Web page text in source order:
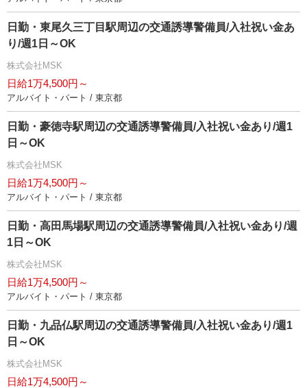
日勤・東尾久三丁目駅周辺の交通誘導警備員/入社祝い金あ
り/週1日～OK
株式会社MSK
日給1万4,500円～
アルバイト・パート / 東京都
日勤・豪徳寺駅周辺の交通誘導警備員/入社祝い金あり/週1
日～OK
株式会社MSK
日給1万4,500円～
アルバイト・パート / 東京都
日勤・高田馬場駅周辺の交通誘導警備員/入社祝い金あり/週
1日～OK
株式会社MSK
日給1万4,500円～
アルバイト・パート / 東京都
日勤・九品仏駅周辺の交通誘導警備員/入社祝い金あり/週1
日～OK
株式会社MSK
日給1万4,500円～